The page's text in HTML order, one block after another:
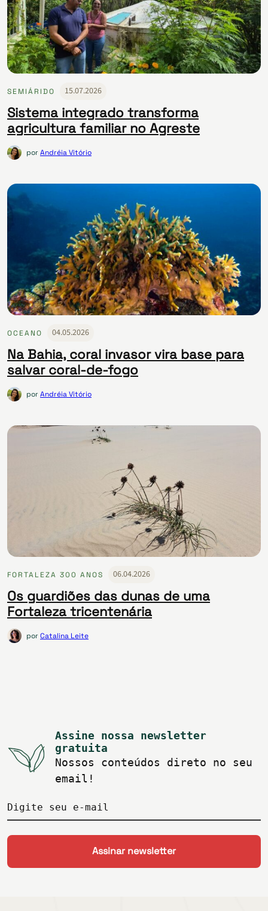
SEMIÁRIDO 15.07.2026
Sistema integrado transforma
agricultura familiar no Agreste
porAndréia Vitório
OCEANO 04.05.2026
Na Bahia, coral invasor vira base para
salvar coral-de-fogo
porAndréia Vitório
FORTALEZA 300 ANOS 06.04.2026
Os guardiões das dunas de uma
Fortaleza tricentenária
porCatalina Leite
Assine nossa newsletter
gratuita
Nossos conteúdos direto no seu
email!
Digite seu e-mail